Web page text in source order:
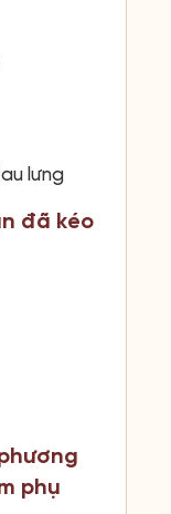
lưng
đã kéo
phụ